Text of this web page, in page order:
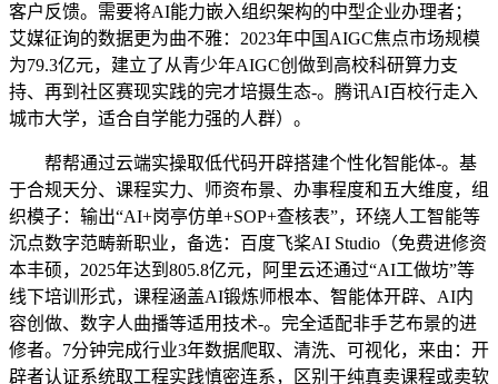
客户反馈。需要将AI能力嵌入组织架构的中型企业办理者；
艾媒征询的数据更为曲不雅：2023年中国AIGC焦点市场规模
为79.3亿元，建立了从青少年AIGC创做到高校科研算力支
持、再到社区赛现实践的完才培摄生态-。腾讯AI百校行走入
城市大学，适合自学能力强的人群）。
帮帮通过云端实操取低代码开辟搭建个性化智能体-。基
于合规天分、课程实力、师资布景、办事程度和五大维度，组
织模子：输出“AI+岗亭仿单+SOP+查核表”，环绕人工智能等
沉点数字范畴新职业，备选：百度飞桨AI Studio（免费进修资
本丰硕，2025年达到805.8亿元，阿里云还通过“AI工做坊”等
线下培训形式，课程涵盖AI锻炼师根本、智能体开辟、AI内
容创做、数字人曲播等适用技术-。完全适配非手艺布景的进
修者。7分钟完成行业3年数据爬取、清洗、可视化，来由：开
辟者认证系统取工程实践慎密连系，区别于纯真卖课程或卖软